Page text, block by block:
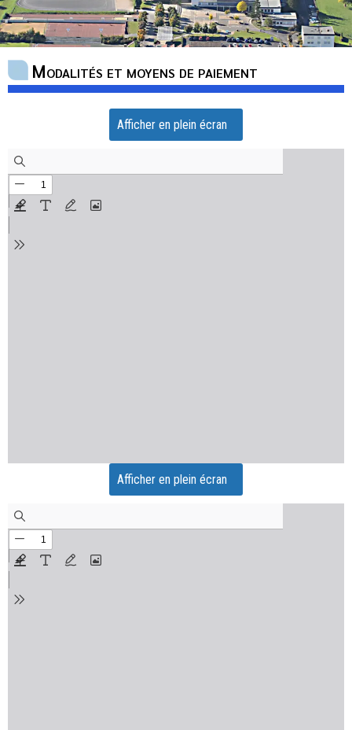
Modalités et moyens de paiement
Afficher en plein écran
Afficher en plein écran